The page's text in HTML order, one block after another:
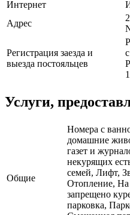
Интернет
Адрес
Регистрация заезда и
выезда постояльцев
Услуги,
Общие
Номера с
домашние
газет и
некурящих
семей, Лифт,
Отопление, На
запрещено
парковка,